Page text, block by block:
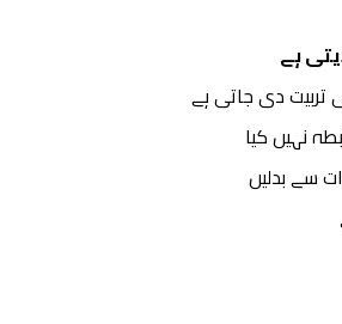
ہے
تربیت دی جاتی ہے
نہیں کیا
سے بدلیں